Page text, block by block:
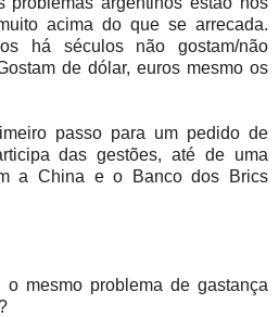
acima do que se arrecada.
há séculos não gostam/não
de dólar, euros mesmo os
passo para um pedido de
das gestões, até de uma
a China e o Banco dos Brics
mesmo problema de gastança